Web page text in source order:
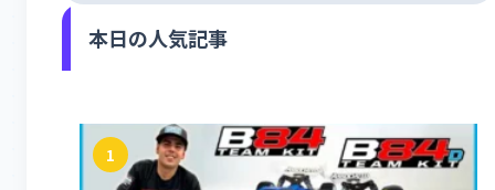
本日の人気記事
1